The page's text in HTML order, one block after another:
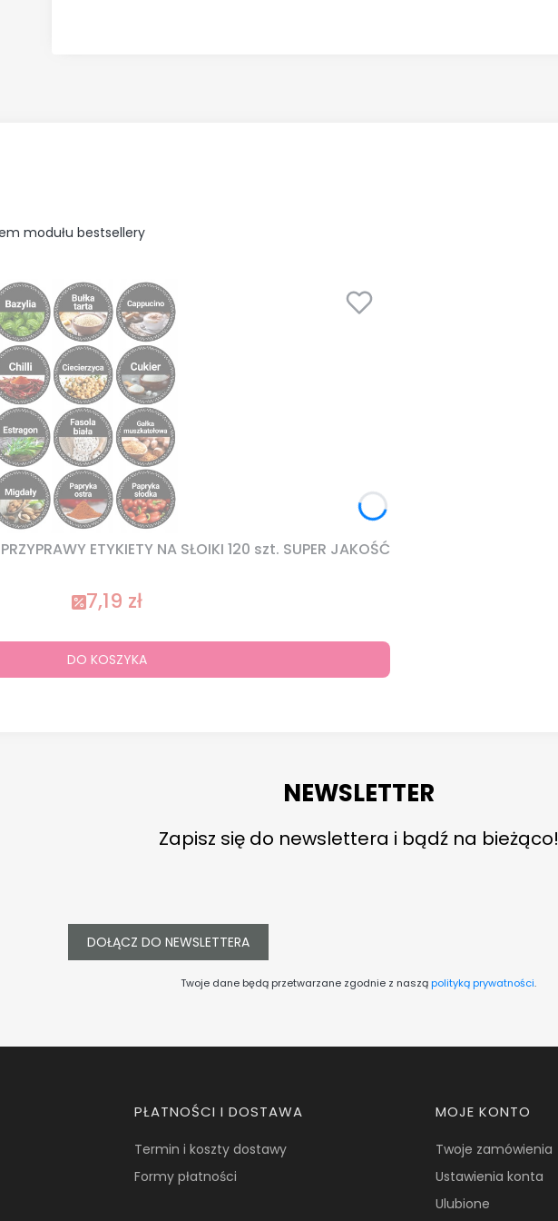
modułu bestsellery
ETYKIETY NA SŁOIKI 120 szt. SUPER JAKOŚĆ
7,19 zł
DO KOSZYKA
NEWSLETTER
Zapisz się do newslettera i bądź na bieżąco!
DOŁĄCZ DO NEWSLETTERA
Twoje dane będą przetwarzane zgodnie z nasząpolityką prywatności.
PŁATNOŚCI I DOSTAWA
Termin i koszty dostawy
Formy płatności
MOJE KONTO
Twoje zamówienia
Ustawienia konta
Ulubione